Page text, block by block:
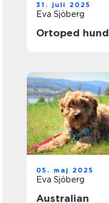
31. juli 2025
Eva Sjöberg
Ortoped hund
05. maj 2025
Eva Sjöberg
Australian